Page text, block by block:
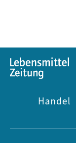
Handel